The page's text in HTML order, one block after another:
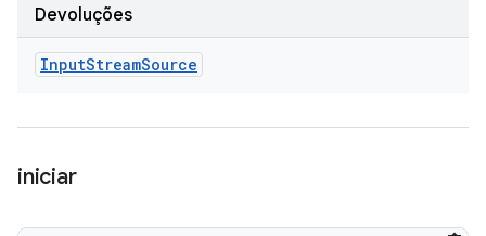
Devoluções
InputStreamSource
iniciar